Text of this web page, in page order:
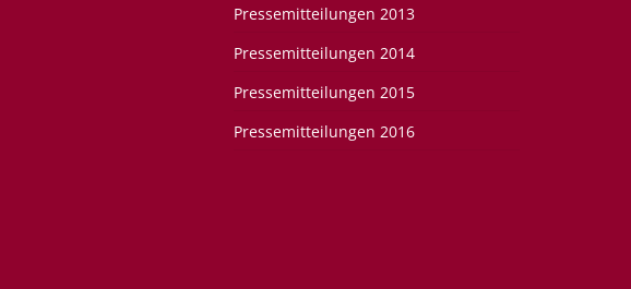
Pressemitteilungen 2013
Pressemitteilungen 2014
Pressemitteilungen 2015
Pressemitteilungen 2016